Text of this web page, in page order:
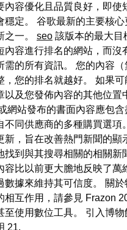
內容優化且品質良好，即使
穩定。 谷歌最新的主要核心
之一。 seo 該版本的最大目
內容進行排名的網站，而沒
需的所有資訊。 您的內容
，您的排名就越好。 如果可
以及您發佈內容的其他位置
網站發布的書面內容應包含
不同供應商的多種購買選項
新，旨在改善熱門新聞的顯
找到與其搜尋相關的相關新
比以前更大膽地反映了萬
數據來維持其可信度。 關
相互作用，請參見 Frazon
至使用數位工具。 引入博物
21.